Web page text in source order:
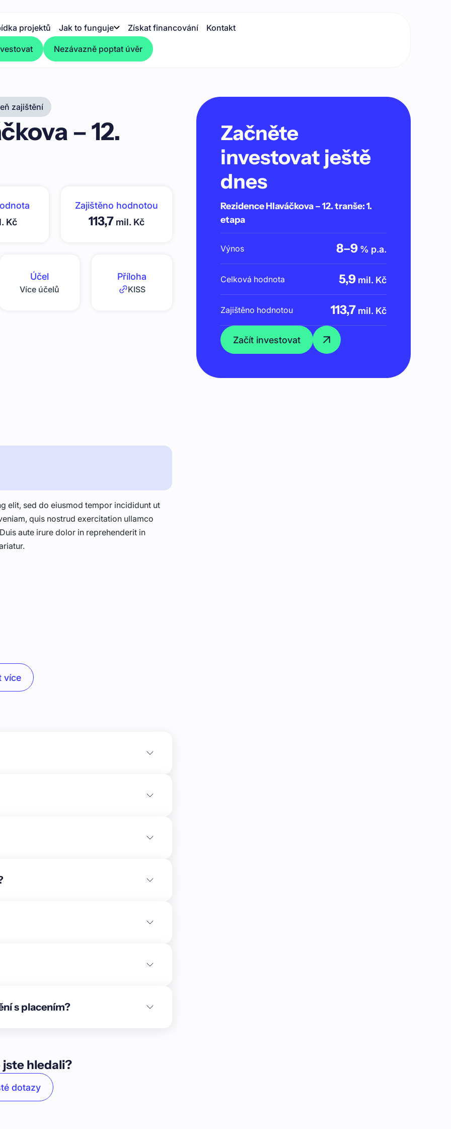
projektů Jak to funguje Získat financování Kontakt
Nezávazně poptat úvěr
zajištění
– 12.
Kč
Zajištěno hodnotou
113,7 mil. Kč
Účel
Více účelů
Příloha
KISS
elit, sed do eiusmod tempor incididunt ut
quis nostrud exercitation ullamco
aute irure dolor in reprehenderit in
dokončená je střecha,
K dokončení tepelné izolace chybí
včetně měřidel v každém podlaží.
Celkový počet bytů a navržené
bytů. Dle originálního návrhu má dům
je v přízemí navržena kavárna s
od 24 do 30 m². Každý byt je dostatečně
posuvnou okenicí. Poslední podlaží
2 + kk. Každý byt se skládá z vstupní
s umyvadlem a vanou, ložnice s možností
více
s placením?
jste hledali?
dotazy
Začněte
investovat ještě
dnes
Rezidence Hlaváčkova – 12. tranše: 1.
etapa
Výnos 8–9 % p.a.
Celková hodnota 5,9 mil. Kč
Zajištěno hodnotou 113,7 mil. Kč
Začít investovat